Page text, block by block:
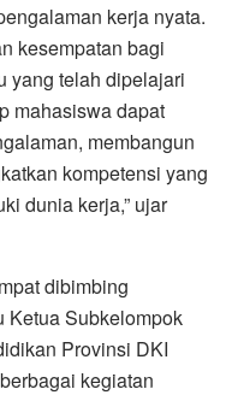
kerja nyata.
kesempatan bagi
yang telah dipelajari
mahasiswa dapat
membangun
kompetensi yang
dunia kerja,” ujar
dibimbing
Ketua Subkelompok
Provinsi DKI
kegiatan